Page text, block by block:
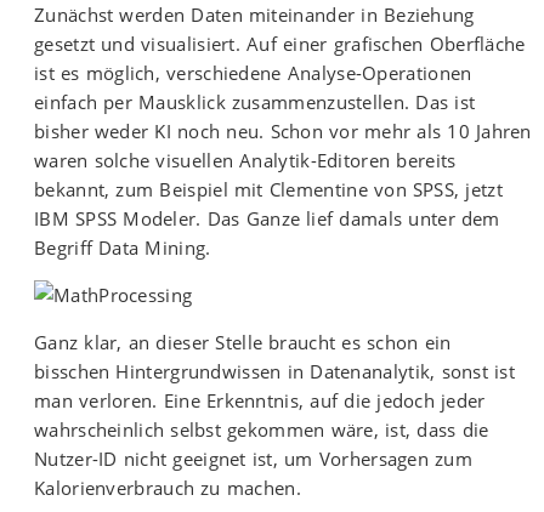
Zunächst werden Daten miteinander in Beziehung
gesetzt und visualisiert. Auf einer grafischen Oberfläche
ist es möglich, verschiedene Analyse-Operationen
einfach per Mausklick zusammenzustellen. Das ist
bisher weder KI noch neu. Schon vor mehr als 10 Jahren
waren solche visuellen Analytik-Editoren bereits
bekannt, zum Beispiel mit Clementine von SPSS, jetzt
IBM SPSS Modeler. Das Ganze lief damals unter dem
Begriff Data Mining.
Ganz klar, an dieser Stelle braucht es schon ein
bisschen Hintergrundwissen in Datenanalytik, sonst ist
man verloren. Eine Erkenntnis, auf die jedoch jeder
wahrscheinlich selbst gekommen wäre, ist, dass die
Nutzer-ID nicht geeignet ist, um Vorhersagen zum
Kalorienverbrauch zu machen.